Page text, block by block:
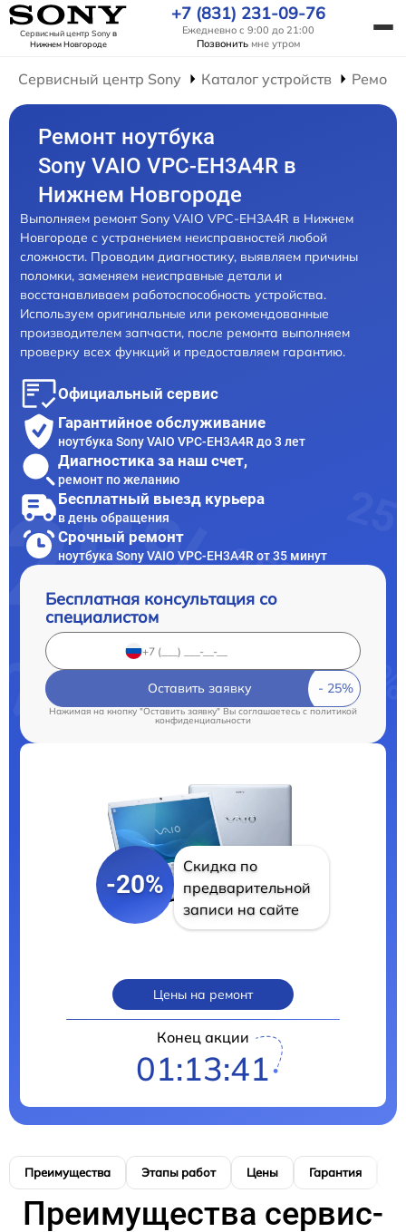
Сервисный центр Sonyв
Нижнем Новгороде
+7 (831) 231-09-76
Ежедневно с 9:00 до 21:00
Позвонить мне утром
Сервисный центр Sony Каталог устройств
Ремонт ноутбука
Sony VAIO VPC-EH3A4R в
Нижнем Новгороде
Выполняем ремонт Sony VAIO VPC-EH3A4R в Нижнем
Новгороде с устранением неисправностей любой
сложности. Проводим диагностику, выявляем причины
поломки, заменяем неисправные детали и
восстанавливаем работоспособность устройства.
Используем оригинальные или рекомендованные
производителем запчасти, после ремонта выполняем
проверку всех функций и предоставляем гарантию.
Официальный сервис
Гарантийное обслуживание
ноутбука Sony VAIO VPC-EH3A4R до 3 лет
Диагностика за наш счет,
ремонт по желанию
Бесплатный выезд курьера
в день обращения
Срочный ремонт
ноутбука Sony VAIO VPC-EH3A4R от 35 минут
Бесплатная консультация со
специалистом
Оставить заявку
Нажимая на кнопку "Оставить заявку" Вы соглашаетесь cполитикой
конфиденциальности
-20%
Скидка по
предварительной
записи на сайте
Цены на ремонт
Конец акции
01:13:40
Преимущества Этапы работ Цены Гарантия
Преимущества сервис-